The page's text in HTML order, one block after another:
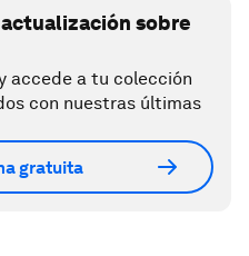
sobre
accede a tu colección
con nuestras últimas
gratuita